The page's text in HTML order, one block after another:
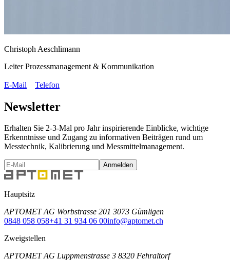
Christoph Aeschlimann
Leiter Prozessmanagement & Kommunikation
E-Mail Telefon
Newsletter
Erhalten Sie 2-3-Mal pro Jahr inspirierende Einblicke, wichtige
Erkenntnisse und Zugang zu informativen Beiträgen rund um
Messtechnik, Kalibrierung und Messmittelmanagement.
Anmelden
Hauptsitz
APTOMET AG Worbstrasse 201 3073 Gümligen
0848 058 058+41 31 934 06 00info@aptomet.ch
Zweigstellen
APTOMET AG Luppmenstrasse 3 8320 Fehraltorf